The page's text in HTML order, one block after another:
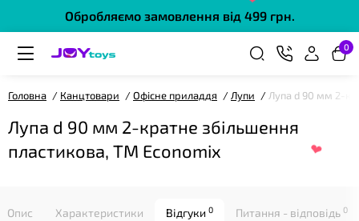
Обробляємо замовлення від 499 грн.
0
Головна Канцтовари Офісне приладдя Лупи Лупа d 90 мм 2-
Лупа d 90 мм 2-кратне збільшення
пластикова, TM Economix
Опис Характеристики Відгуки 0 Питання - відповідь 0
❤